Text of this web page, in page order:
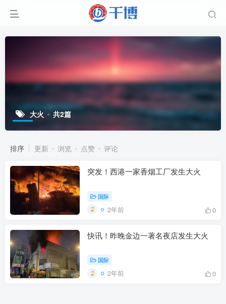
大火 共2篇
排序 更新 浏览 点赞 评论
突发！西港一家香烟工厂发生大火
国际
2年前 0
快讯！昨晚金边一著名夜店发生大火
国际
2年前 0